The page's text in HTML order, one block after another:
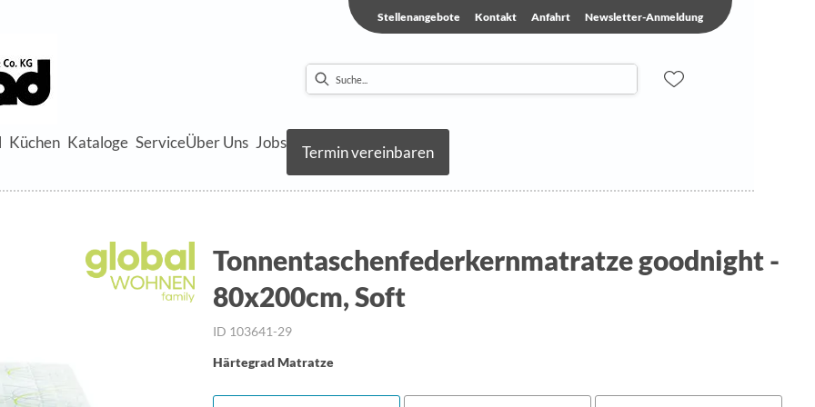
Stellenangebote Kontakt Anfahrt Newsletter-Anmeldung
Küchen Kataloge ServiceÜber Uns Jobs
Termin vereinbaren
Tonnentaschenfederkernmatratze goodnight -
80x200cm, Soft
ID 103641-29
Härtegrad Matratze